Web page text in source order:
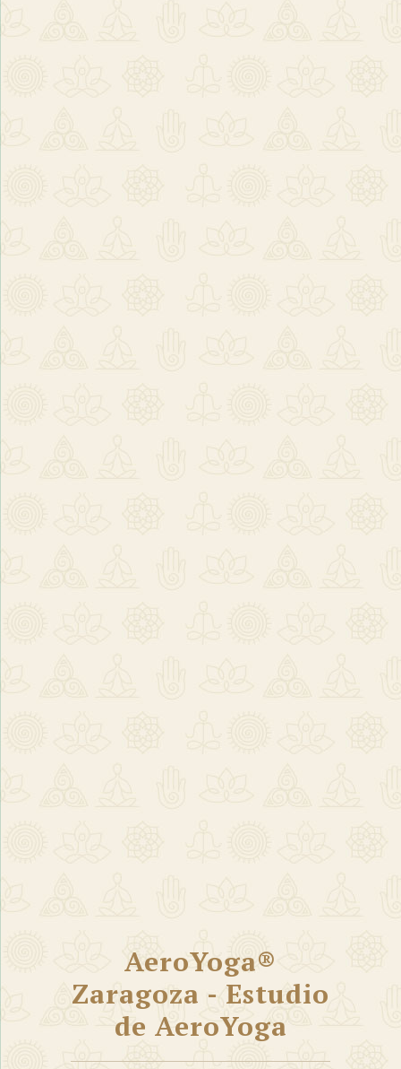
AeroYoga®
Zaragoza - Estudio
de AeroYoga